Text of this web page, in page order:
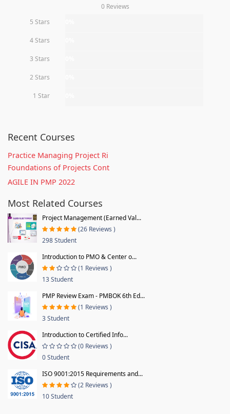
0 Reviews
5 Stars
4 Stars
3 Stars
2 Stars
1 Star
Recent Courses
Practice Managing Project Ri
Foundations of Projects Cont
AGILE IN PMP 2022
Most Related Courses
Project Management (Earned Val...
(26 Reviews )
298 Student
Introduction to PMO & Center o...
(1 Reviews )
13 Student
PMP Review Exam - PMBOK 6th Ed...
(1 Reviews )
3 Student
Introduction to Certified Info...
(0 Reviews )
0 Student
ISO 9001:2015 Requirements and...
(2 Reviews )
10 Student